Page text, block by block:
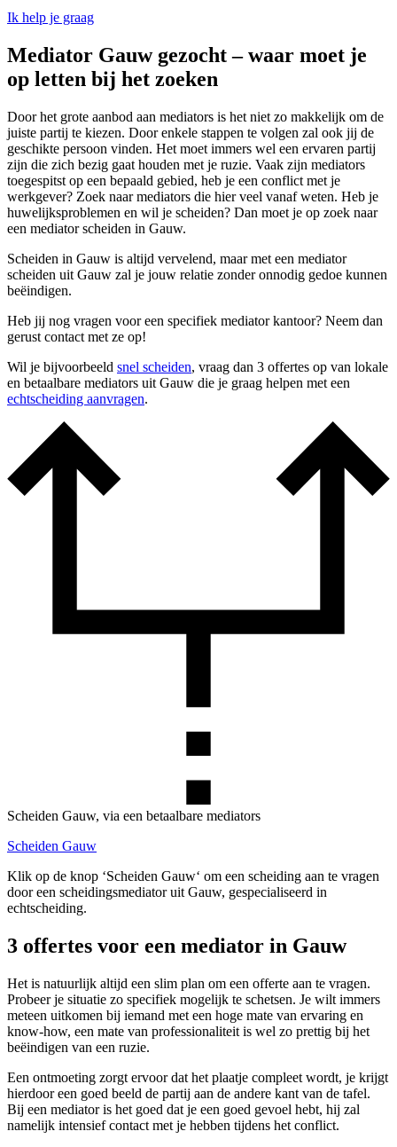
Ik help je graag
Mediator Gauw gezocht – waar moet je
op letten bij het zoeken
Door het grote aanbod aan mediators is het niet zo makkelijk om de
juiste partij te kiezen. Door enkele stappen te volgen zal ook jij de
geschikte persoon vinden. Het moet immers wel een ervaren partij
zijn die zich bezig gaat houden met je ruzie. Vaak zijn mediators
toegespitst op een bepaald gebied, heb je een conflict met je
werkgever? Zoek naar mediators die hier veel vanaf weten. Heb je
huwelijksproblemen en wil je scheiden? Dan moet je op zoek naar
een mediator scheiden in Gauw.
Scheiden in Gauw is altijd vervelend, maar met een mediator
scheiden uit Gauw zal je jouw relatie zonder onnodig gedoe kunnen
beëindigen.
Heb jij nog vragen voor een specifiek mediator kantoor? Neem dan
gerust contact met ze op!
Wil je bijvoorbeeld snel scheiden, vraag dan 3 offertes op van lokale
en betaalbare mediators uit Gauw die je graag helpen met een
echtscheiding aanvragen.
Scheiden Gauw, via een betaalbare mediators
Scheiden Gauw
Klik op de knop ‘Scheiden Gauw‘ om een scheiding aan te vragen
door een scheidingsmediator uit Gauw, gespecialiseerd in
echtscheiding.
3 offertes voor een mediator in Gauw
Het is natuurlijk altijd een slim plan om een offerte aan te vragen.
Probeer je situatie zo specifiek mogelijk te schetsen. Je wilt immers
meteen uitkomen bij iemand met een hoge mate van ervaring en
know-how, een mate van professionaliteit is wel zo prettig bij het
beëindigen van een ruzie.
Een ontmoeting zorgt ervoor dat het plaatje compleet wordt, je krijgt
hierdoor een goed beeld de partij aan de andere kant van de tafel.
Bij een mediator is het goed dat je een goed gevoel hebt, hij zal
namelijk intensief contact met je hebben tijdens het conflict.